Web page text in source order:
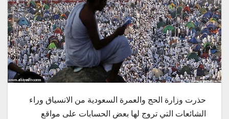
حذرت وزارة الحج والعمرة السعودية من الانسياق وراء
الشائعات التي تروج لها بعض الحسابات على مواقع